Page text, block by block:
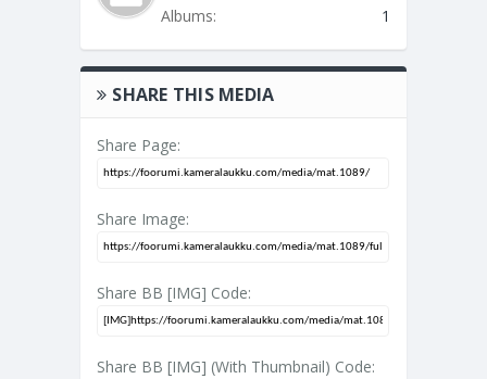
Albums:
1
SHARE THIS MEDIA
Share Page:
Share Image:
Share BB [IMG] Code:
Share BB [IMG] (With Thumbnail) Code: